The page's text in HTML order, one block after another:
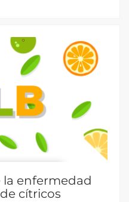
enfermedad
cítricos